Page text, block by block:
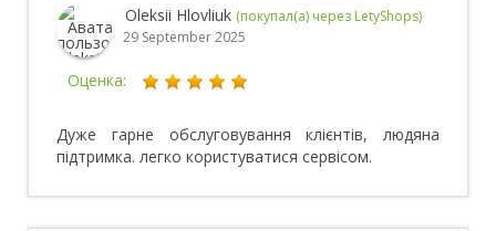
Oleksii Hlovliuk (покупал(а) через LetyShops)
29 September 2025
Оценка:
Дуже гарне обслуговування клієнтів, людяна
підтримка. легко користуватися сервісом.